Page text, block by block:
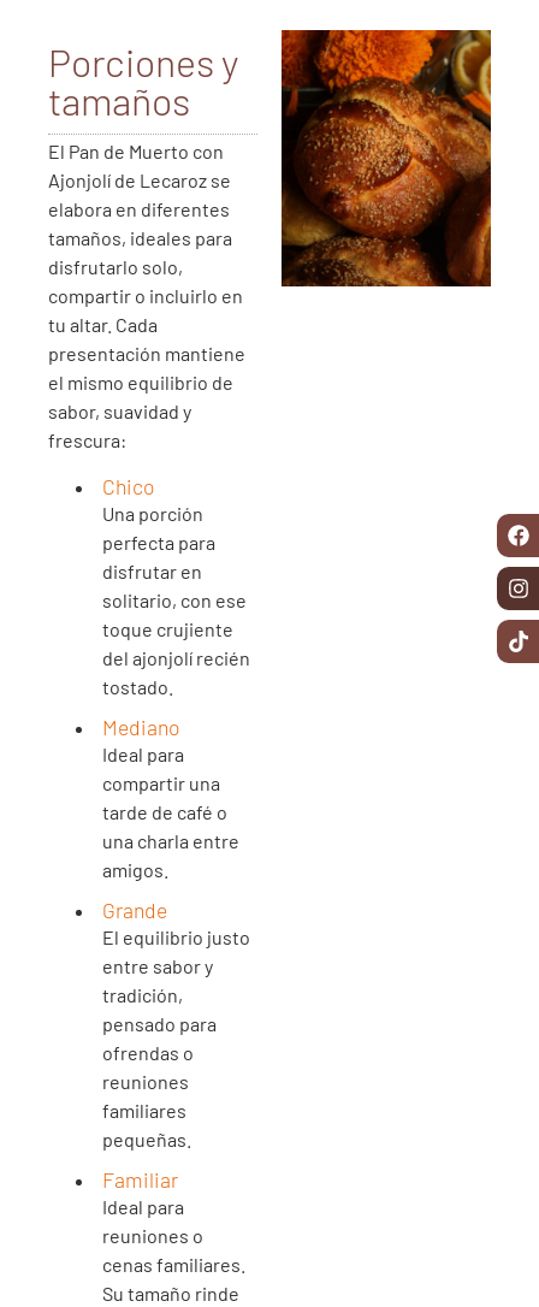
Porciones y
tamaños
El Pan de Muerto con
Ajonjolí de Lecaroz se
elabora en diferentes
tamaños, ideales para
disfrutarlo solo,
compartir o incluirlo en
tu altar. Cada
presentación mantiene
el mismo equilibrio de
sabor, suavidad y
frescura:
Chico
Una porción
perfecta para
disfrutar en
solitario, con ese
toque crujiente
del ajonjolí recién
tostado.
Mediano
Ideal para
compartir una
tarde de café o
una charla entre
amigos.
Grande
El equilibrio justo
entre sabor y
tradición,
pensado para
ofrendas o
reuniones
familiares
pequeñas.
Familiar
Ideal para
reuniones o
cenas familiares.
Su tamaño rinde